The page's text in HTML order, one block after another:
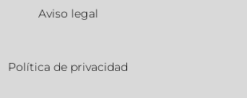
Aviso legal
Política de privacidad